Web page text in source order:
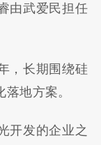
由武爱民担任
，长期围绕硅
地方案。
开发的企业之